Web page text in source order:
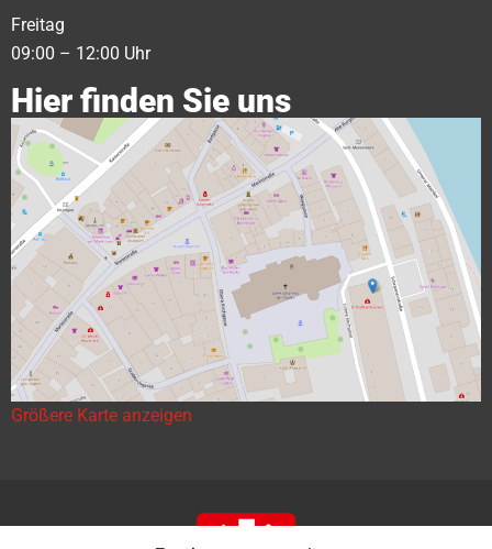
Freitag
09:00 – 12:00 Uhr
Hier finden Sie uns
Größere Karte anzeigen